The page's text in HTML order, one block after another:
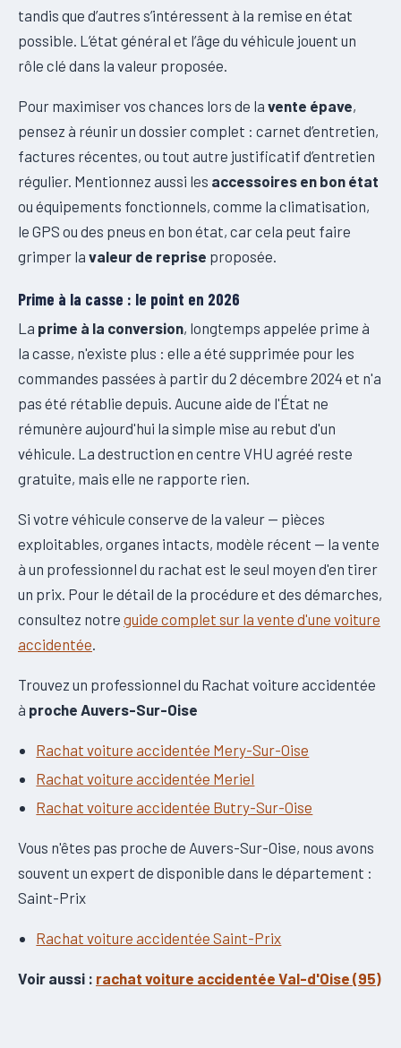
tandis que d’autres s’intéressent à la remise en état
possible. L’état général et l’âge du véhicule jouent un
rôle clé dans la valeur proposée.
Pour maximiser vos chances lors de la vente épave,
pensez à réunir un dossier complet : carnet d’entretien,
factures récentes, ou tout autre justificatif d’entretien
régulier. Mentionnez aussi les accessoires en bon état
ou équipements fonctionnels, comme la climatisation,
le GPS ou des pneus en bon état, car cela peut faire
grimper la valeur de reprise proposée.
Prime à la casse : le point en 2026
La prime à la conversion, longtemps appelée prime à
la casse, n'existe plus : elle a été supprimée pour les
commandes passées à partir du 2 décembre 2024 et n'a
pas été rétablie depuis. Aucune aide de l'État ne
rémunère aujourd'hui la simple mise au rebut d'un
véhicule. La destruction en centre VHU agréé reste
gratuite, mais elle ne rapporte rien.
Si votre véhicule conserve de la valeur — pièces
exploitables, organes intacts, modèle récent — la vente
à un professionnel du rachat est le seul moyen d'en tirer
un prix. Pour le détail de la procédure et des démarches,
consultez notre guide complet sur la vente d'une voiture
accidentée.
Trouvez un professionnel du Rachat voiture accidentée
à proche Auvers-Sur-Oise
Rachat voiture accidentée Mery-Sur-Oise
Rachat voiture accidentée Meriel
Rachat voiture accidentée Butry-Sur-Oise
Vous n'êtes pas proche de Auvers-Sur-Oise, nous avons
souvent un expert de disponible dans le département :
Saint-Prix
Rachat voiture accidentée Saint-Prix
Voir aussi : rachat voiture accidentée Val-d'Oise (95)